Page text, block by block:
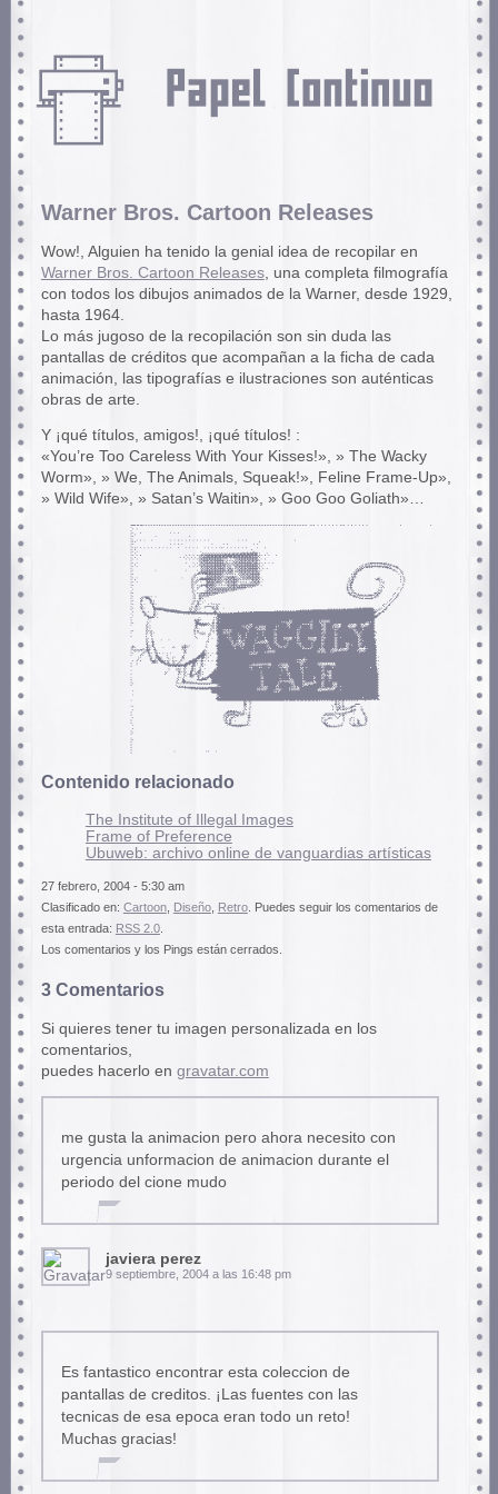
Warner Bros. Cartoon Releases
Wow!, Alguien ha tenido la genial idea de recopilar en
Warner Bros. Cartoon Releases, una completa filmografía
con todos los dibujos animados de la Warner, desde 1929,
hasta 1964.
Lo más jugoso de la recopilación son sin duda las
pantallas de créditos que acompañan a la ficha de cada
animación, las tipografías e ilustraciones son auténticas
obras de arte.
Y ¡qué títulos, amigos!, ¡qué títulos! :
«You’re Too Careless With Your Kisses!», » The Wacky
Worm», » We, The Animals, Squeak!», Feline Frame-Up»,
» Wild Wife», » Satan’s Waitin», » Goo Goo Goliath»…
Contenido relacionado
The Institute of Illegal Images
Frame of Preference
Ubuweb: archivo online de vanguardias artísticas
27 febrero, 2004 - 5:30 am
Clasificado en: Cartoon, Diseño, Retro. Puedes seguir los comentarios de
esta entrada: RSS 2.0.
Los comentarios y los Pings están cerrados.
3 Comentarios
Si quieres tener tu imagen personalizada en los
comentarios,
puedes hacerlo en gravatar.com
me gusta la animacion pero ahora necesito con
urgencia unformacion de animacion durante el
periodo del cione mudo
javiera perez
9 septiembre, 2004 a las 16:48 pm
Es fantastico encontrar esta coleccion de
pantallas de creditos. ¡Las fuentes con las
tecnicas de esa epoca eran todo un reto!
Muchas gracias!